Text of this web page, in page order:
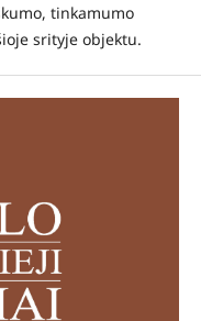
tinkamumo
srityje objektu.